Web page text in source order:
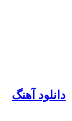
دانلود آهنگ